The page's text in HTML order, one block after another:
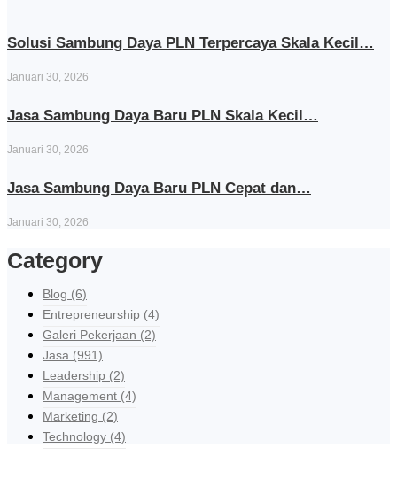
Solusi Sambung Daya PLN Terpercaya Skala Kecil…
Januari 30, 2026
Jasa Sambung Daya Baru PLN Skala Kecil…
Januari 30, 2026
Jasa Sambung Daya Baru PLN Cepat dan…
Januari 30, 2026
Category
Blog (6)
Entrepreneurship (4)
Galeri Pekerjaan (2)
Jasa (991)
Leadership (2)
Management (4)
Marketing (2)
Technology (4)